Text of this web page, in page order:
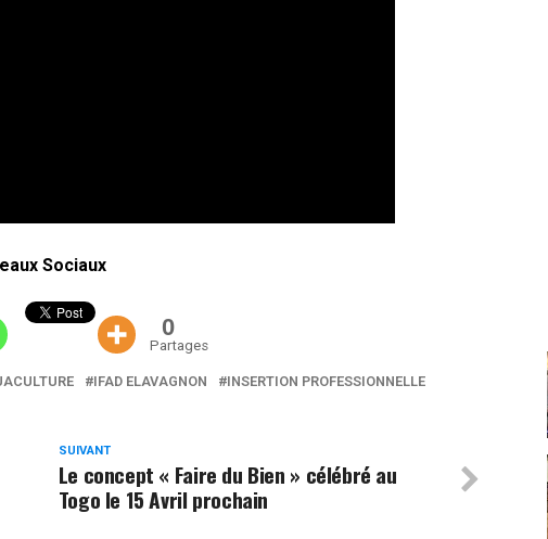
Sociaux
0
Partages
IFAD ELAVAGNON INSERTION PROFESSIONNELLE
SUIVANT
Le concept « Faire du Bien » célébré au
Togo le 15 Avril prochain